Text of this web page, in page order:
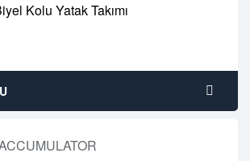
Kolu Yatak Takımı
1-2 business days